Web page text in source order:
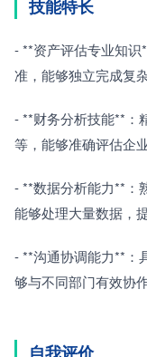
技能特长
- **资产评估专业知
准，能够独立完成复
- **财务分析技能**：
等，能够准确评估企
- **数据分析能力**：
能够处理大量数据，
- **沟通协调能力**：
够与不同部门有效协